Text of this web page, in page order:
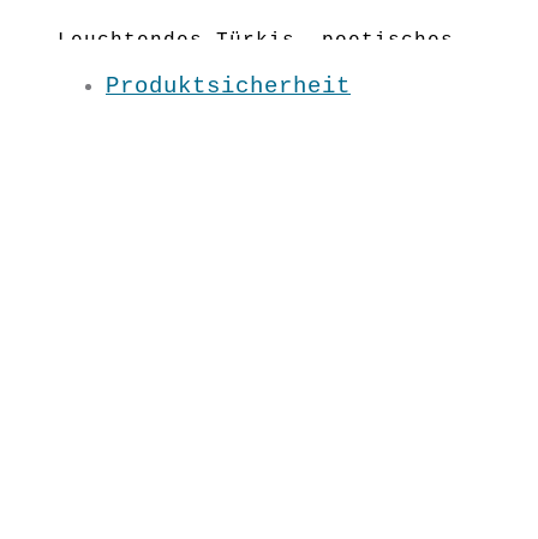
Leuchtendes Türkis, poetisches
Motiv und 1A-Schnitt. So geht T-
Shirt 😉 Alles ist miteinander
Produktsicherheit